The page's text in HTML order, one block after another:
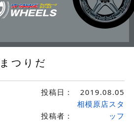
つりだ
投稿日： 2019.08.05
投稿者：
相模原店スタ
ッフ